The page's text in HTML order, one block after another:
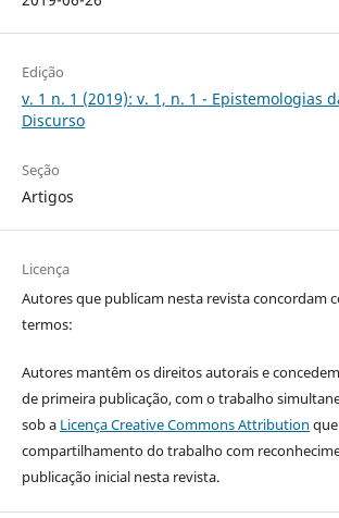
Edição
v. 1 n. 1 (2019): v. 1, n. 1 - Epistemologias
Discurso
Seção
Artigos
Licença
Autores que publicam nesta revista concordam
termos:
Autores mantêm os direitos autorais e
de primeira publicação, com o trabalho
sob a Licença Creative Commons Attribution
compartilhamento do trabalho com
publicação inicial nesta revista.